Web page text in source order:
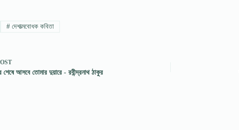
#দেশাত্মবোধক কবিতা
শেষে আসবে তোমার দুয়ারে - রবীন্দ্রনাথ ঠাকুর